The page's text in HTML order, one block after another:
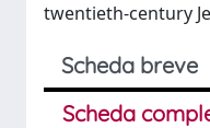
twentieth-century
Scheda breve
Scheda